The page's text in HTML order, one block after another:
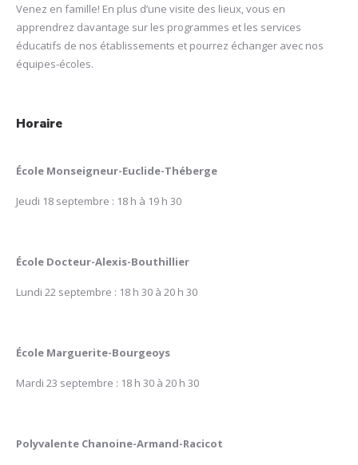
Venez en famille! En plus d’une visite des lieux, vous en
apprendrez davantage sur les programmes et les services
éducatifs de nos établissements et pourrez échanger avec nos
équipes-écoles.
Horaire
École Monseigneur-Euclide-Théberge
Jeudi 18 septembre : 18 h à 19 h 30
École Docteur-Alexis-Bouthillier
Lundi 22 septembre : 18 h 30 à 20 h 30
École Marguerite-Bourgeoys
Mardi 23 septembre : 18 h 30 à 20 h 30
Polyvalente Chanoine-Armand-Racicot